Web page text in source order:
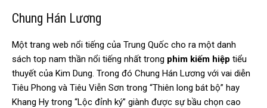
Chung Hán Lương
Một trang web nổi tiếng của Trung Quốc cho ra một danh
sách top nam thần nổi tiếng nhất trong phim kiếm hiệp tiểu
thuyết của Kim Dung. Trong đó Chung Hán Lương với vai diễn
Tiêu Phong và Tiêu Viễn Sơn trong “Thiên long bát bộ” hay
Khang Hy trong “Lộc đỉnh ký” giành được sự bầu chọn cao